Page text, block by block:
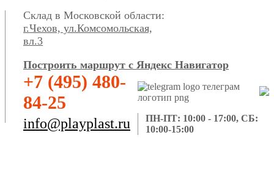
Склад в Московской области:
г.Чехов, ул.Комсомольская,
вл.3
Построить маршрут с Яндекс Навигатор
+7 (495) 480-
84-25
info@playplast.ru
ПН-ПТ: 10:00 - 17:00, СБ:
10:00-15:00